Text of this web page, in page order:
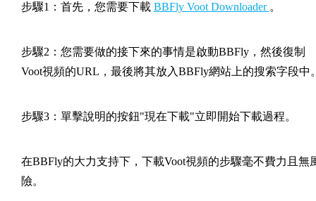
步驟1：首先，您需要下載 BBFly Voot Downloader 。
步驟2：您需要做的接下來的事情是啟動BBFly，然後復制
Voot視頻的URL，最後將其放入BBFly網站上的搜索字段中
步驟3：單擊說明的按鈕"現在下載"立即開始下載過程。
在BBFly的大力支持下，下載Voot視頻的步驟毫不費力且無
險。